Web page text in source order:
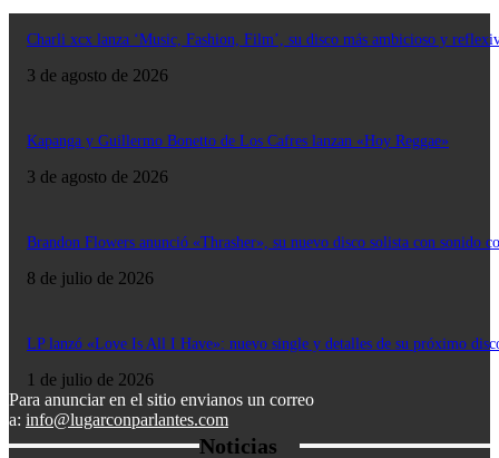
Charli xcx lanza ‘Music, Fashion, Film’, su disco más ambicioso y
3 de agosto de 2026
Kapanga y Guillermo Bonetto de Los Cafres lanzan «Hoy Reggae»
3 de agosto de 2026
Brandon Flowers anunció «Thrasher», su nuevo disco solista con sonido
8 de julio de 2026
LP lanzó «Love Is All I Have»: nuevo single y detalles de su próximo
1 de julio de 2026
Para anunciar en el sitio envianos un correo
a: info@lugarconparlantes.com
Noticias